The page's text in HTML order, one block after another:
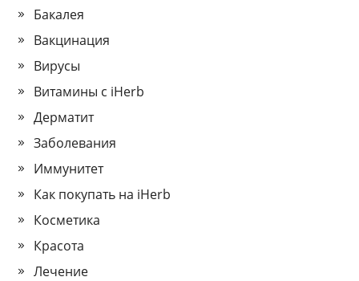
Бакалея
Вакцинация
Вирусы
Витамины с iHerb
Дерматит
Заболевания
Иммунитет
Как покупать на iHerb
Косметика
Красота
Лечение